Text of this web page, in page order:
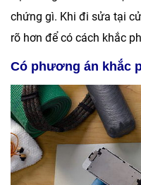
chứng gì. Khi đi sửa tại
rõ hơn để có cách khắc
Có phương án khắc